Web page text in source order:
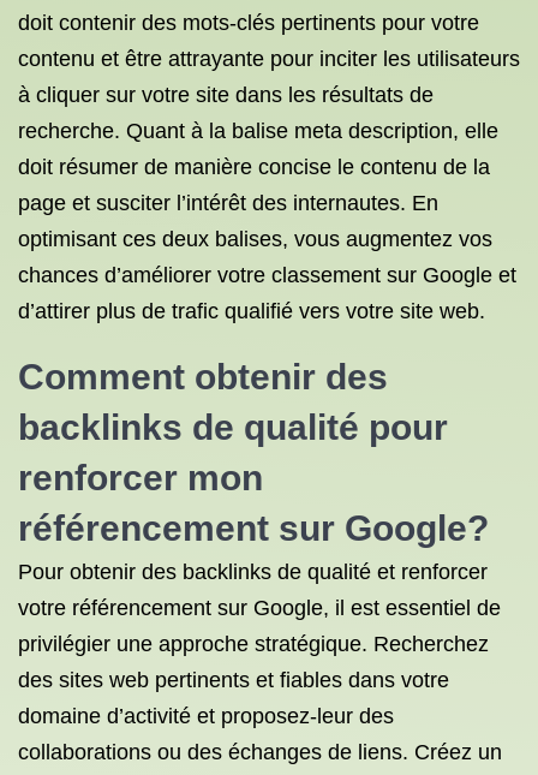
doit contenir des mots-clés pertinents pour votre
contenu et être attrayante pour inciter les utilisateurs
à cliquer sur votre site dans les résultats de
recherche. Quant à la balise meta description, elle
doit résumer de manière concise le contenu de la
page et susciter l’intérêt des internautes. En
optimisant ces deux balises, vous augmentez vos
chances d’améliorer votre classement sur Google et
d’attirer plus de trafic qualifié vers votre site web.
Comment obtenir des
backlinks de qualité pour
renforcer mon
référencement sur Google?
Pour obtenir des backlinks de qualité et renforcer
votre référencement sur Google, il est essentiel de
privilégier une approche stratégique. Recherchez
des sites web pertinents et fiables dans votre
domaine d’activité et proposez-leur des
collaborations ou des échanges de liens. Créez un